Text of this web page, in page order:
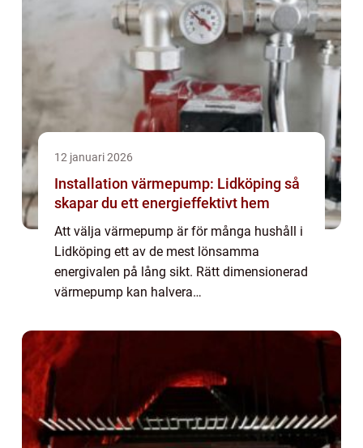
12 januari 2026
Installation värmepump: Lidköping så
skapar du ett energieffektivt hem
Att välja värmepump är för många hushåll i
Lidköping ett av de mest lönsamma
energivalen på lång sikt. Rätt dimensionerad
värmepump kan halvera